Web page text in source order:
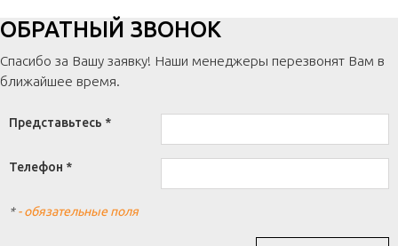
ОБРАТНЫЙ ЗВОНОК
Спасибо за Вашу заявку! Наши менеджеры перезвонят Вам в
ближайшее время.
Представьтесь *
Телефон *
*- обязательные поля